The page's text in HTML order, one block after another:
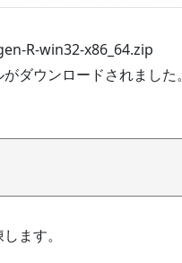
R-win32-x86_64.zip
ダウンロードされました。
ます。